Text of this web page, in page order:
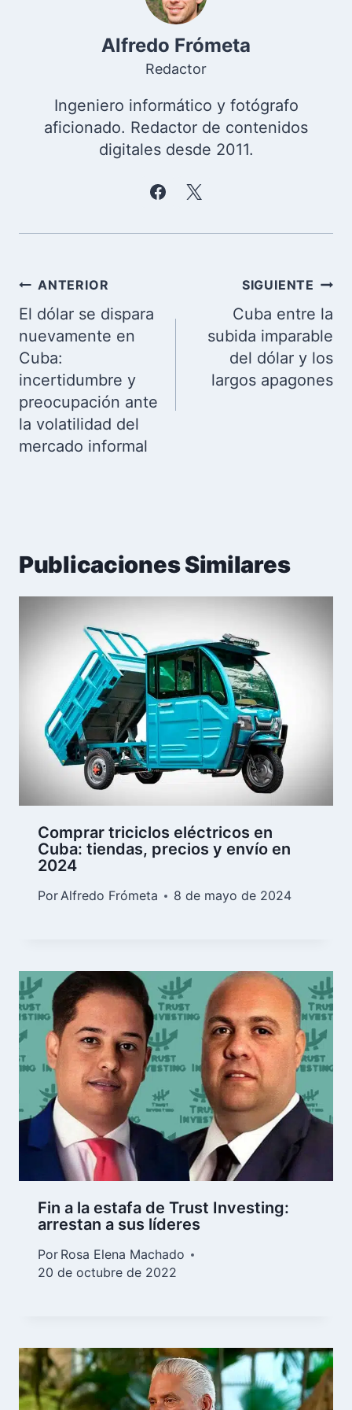
Alfredo Frómeta
Redactor
Ingeniero informático y fotógrafo
aficionado. Redactor de contenidos
digitales desde 2011.
Navegación
de
entradas
ANTERIOR
El dólar se dispara
nuevamente en
Cuba:
incertidumbre y
preocupación ante
la volatilidad del
mercado informal
SIGUIENTE
Cuba entre la
subida imparable
del dólar y los
largos apagones
Publicaciones Similares
Comprar triciclos eléctricos en
Cuba: tiendas, precios y envío en
2024
PorAlfredo Frómeta 8 de mayo de 2024
Fin a la estafa de Trust Investing:
arrestan a sus líderes
Por Rosa Elena Machado
20 de octubre de 2022